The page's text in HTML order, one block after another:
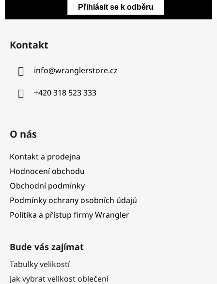
Přihlásit se k odběru
Kontakt
info@wranglerstore.cz
+420 318 523 333
O nás
Kontakt a prodejna
Hodnocení obchodu
Obchodní podmínky
Podmínky ochrany osobních údajů
Politika a přístup firmy Wrangler
Bude vás zajímat
Tabulky velikostí
Jak vybrat velikost oblečení